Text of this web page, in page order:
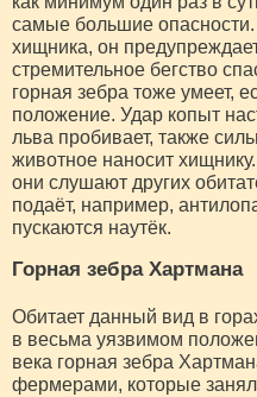
самые большие опасности.
хищника, он
стремительное бегство
горная зебра тоже умеет,
положение. Удар копыт
льва пробивает, также
животное наносит
они слушают других
подаёт, например,
пускаются наутёк.
Горная зебра Хартмана
Обитает данный вид в
в весьма уязвимом
века горная зебра
фермерами, которые